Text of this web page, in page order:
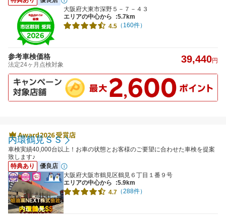
大阪府大東市深野５－７－４３
エリアの中心から
:5.7km
4.5 （160件）
参考車検価格
法定24ヶ月点検対象 39,440円
内環鶴見ＳＳ
車検実績40,000台以上！お車の状態とお客様のご要望に合わせた車検を提案
致します♪
特典あり
優良店
大阪府大阪市鶴見区鶴見６丁目１番９号
エリアの中心から
:5.9km
4.7 （288件）